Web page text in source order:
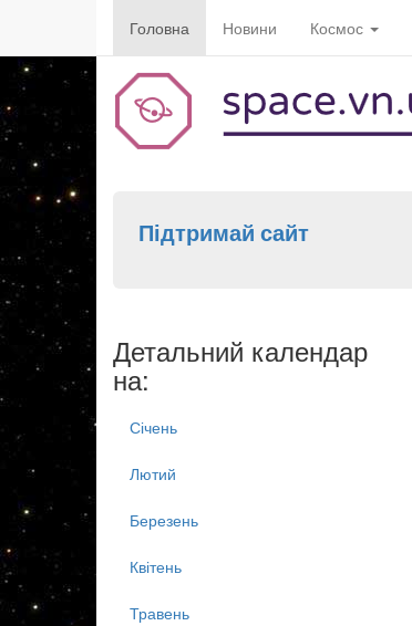
Головна Новини Космос
Підтримай сайт
Детальний календар
на:
Січень
Лютий
Березень
Квітень
Травень